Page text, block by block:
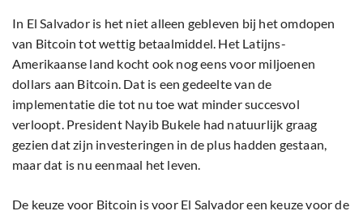
In El Salvador is het niet alleen gebleven bij het omdopen
van Bitcoin tot wettig betaalmiddel. Het Latijns-
Amerikaanse land kocht ook nog eens voor miljoenen
dollars aan Bitcoin. Dat is een gedeelte van de
implementatie die tot nu toe wat minder succesvol
verloopt. President Nayib Bukele had natuurlijk graag
gezien dat zijn investeringen in de plus hadden gestaan,
maar dat is nu eenmaal het leven.
De keuze voor Bitcoin is voor El Salvador een keuze voor de